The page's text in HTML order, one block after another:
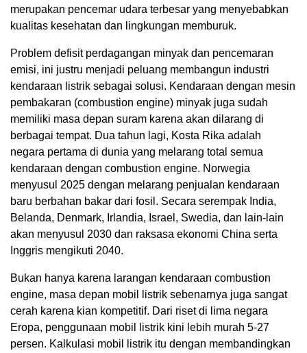
merupakan pencemar udara terbesar yang menyebabkan
kualitas kesehatan dan lingkungan memburuk.
Problem defisit perdagangan minyak dan pencemaran
emisi, ini justru menjadi peluang membangun industri
kendaraan listrik sebagai solusi. Kendaraan dengan mesin
pembakaran (combustion engine) minyak juga sudah
memiliki masa depan suram karena akan dilarang di
berbagai tempat. Dua tahun lagi, Kosta Rika adalah
negara pertama di dunia yang melarang total semua
kendaraan dengan combustion engine. Norwegia
menyusul 2025 dengan melarang penjualan kendaraan
baru berbahan bakar dari fosil. Secara serempak India,
Belanda, Denmark, Irlandia, Israel, Swedia, dan lain-lain
akan menyusul 2030 dan raksasa ekonomi China serta
Inggris mengikuti 2040.
Bukan hanya karena larangan kendaraan combustion
engine, masa depan mobil listrik sebenarnya juga sangat
cerah karena kian kompetitif. Dari riset di lima negara
Eropa, penggunaan mobil listrik kini lebih murah 5-27
persen. Kalkulasi mobil listrik itu dengan membandingkan